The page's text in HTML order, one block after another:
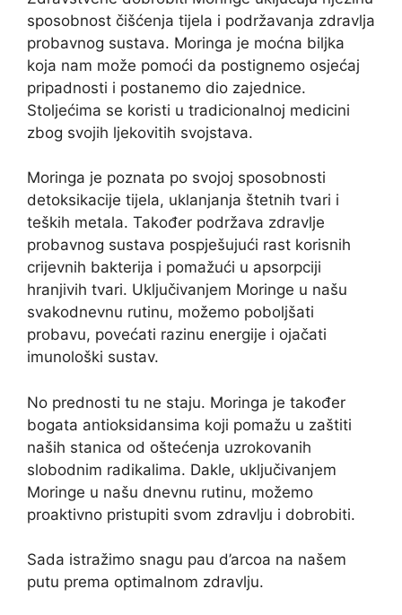
sposobnost čišćenja tijela i podržavanja zdravlja
probavnog sustava. Moringa je moćna biljka
koja nam može pomoći da postignemo osjećaj
pripadnosti i postanemo dio zajednice.
Stoljećima se koristi u tradicionalnoj medicini
zbog svojih ljekovitih svojstava.
Moringa je poznata po svojoj sposobnosti
detoksikacije tijela, uklanjanja štetnih tvari i
teških metala. Također podržava zdravlje
probavnog sustava pospješujući rast korisnih
crijevnih bakterija i pomažući u apsorpciji
hranjivih tvari. Uključivanjem Moringe u našu
svakodnevnu rutinu, možemo poboljšati
probavu, povećati razinu energije i ojačati
imunološki sustav.
No prednosti tu ne staju. Moringa je također
bogata antioksidansima koji pomažu u zaštiti
naših stanica od oštećenja uzrokovanih
slobodnim radikalima. Dakle, uključivanjem
Moringe u našu dnevnu rutinu, možemo
proaktivno pristupiti svom zdravlju i dobrobiti.
Sada istražimo snagu pau d’arcoa na našem
putu prema optimalnom zdravlju.